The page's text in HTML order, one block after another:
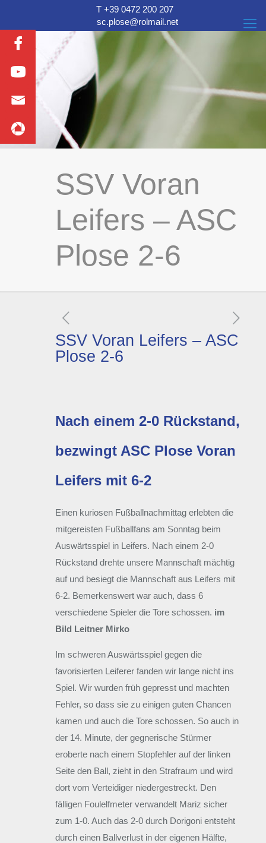
T +39 0472 200 207
sc.plose@rolmail.net
SSV Voran
Leifers – ASC
Plose 2-6
SSV Voran Leifers – ASC
Plose 2-6
Nach einem 2-0 Rückstand,
bezwingt ASC Plose Voran
Leifers mit 6-2
Einen kuriosen Fußballnachmittag erlebten die
mitgereisten Fußballfans am Sonntag beim
Auswärtsspiel in Leifers. Nach einem 2-0
Rückstand drehte unsere Mannschaft mächtig
auf und besiegt die Mannschaft aus Leifers mit
6-2. Bemerkenswert war auch, dass 6
verschiedene Spieler die Tore schossen. im
Bild Leitner Mirko
Im schweren Auswärtsspiel gegen die
favorisierten Leiferer fanden wir lange nicht ins
Spiel. Wir wurden früh gepresst und machten
Fehler, so dass sie zu einigen guten Chancen
kamen und auch die Tore schossen. So auch in
der 14. Minute, der gegnerische Stürmer
eroberte nach einem Stopfehler auf der linken
Seite den Ball, zieht in den Strafraum und wird
dort vom Verteidiger niedergestreckt. Den
fälligen Foulelfmeter verwandelt Mariz sicher
zum 1-0. Auch das 2-0 durch Dorigoni entsteht
durch einen Ballverlust in der eigenen Hälfte,